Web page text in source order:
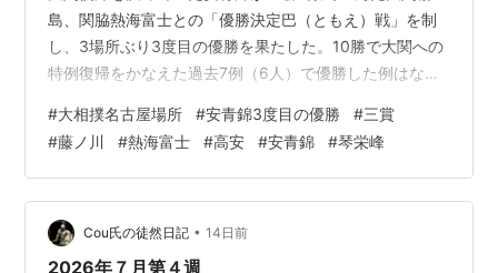
島、関脇熱海富士との「優勝決定巴（ともえ）戦」を制
し、3場所ぶり3度目の優勝を果たした。10勝で大関への
特例復帰をかなえた過去7例（6人）で優勝した例はな
所を制し、復活を果たした。 巴戦での優勝決定戦は、く
じ引きの結果、最初に熱海富士と霧島が対戦。 熱海富士
が霧島に勝ち、優勝に王手をかけた。続いて熱海富士が
安青錦と当たり、今度は安青錦が勝利。 安青錦は次の霧
島戦では低い姿勢で攻めて勝利。大関から関脇に陥落し
て迎えた場所で優勝をつかみとった。…
#大相撲名古屋場所 #安青錦3度目の優勝 #三賞
#藤ノ川 #熱海富士 #高安 #安青錦 #琴栄峰
Cou氏の徒然日記 • 14日前
2026年７月第４週